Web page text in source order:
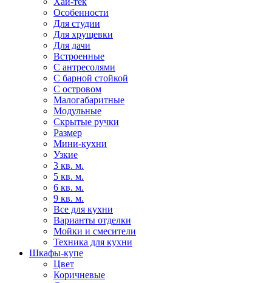
Особенности
Для студии
Для хрущевки
Для дачи
Встроенные
С антресолями
С барной стойкой
С островом
Малогабаритные
Модульные
Скрытые ручки
Размер
Мини-кухни
Узкие
3 кв. м.
5 кв. м.
6 кв. м.
9 кв. м.
Все для кухни
Варианты отделки
Мойки и смесители
Техника для кухни
Шкафы-купе
Цвет
Коричневые